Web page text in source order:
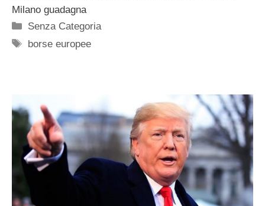
Milano guadagna
Categorie
Senza Categoria
Tag
borse europee